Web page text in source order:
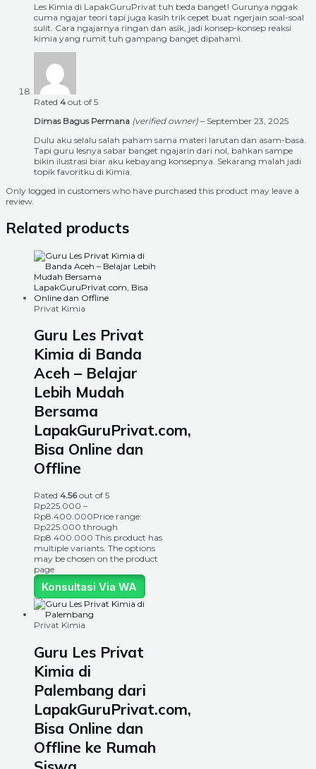
Les Kimia di LapakGuruPrivat tuh beda banget! Gurunya nggak
cuma ngajar teori tapi juga kasih trik cepet buat ngerjain soal-soal
sulit. Cara ngajarnya ringan dan asik, jadi konsep-konsep reaksi
kimia yang rumit tuh gampang banget dipahami.
Rated 4 out of 5
Dimas Bagus Permana (verified owner) – September 23, 2025
Dulu aku selalu salah paham sama materi larutan dan asam-basa.
Tapi guru lesnya sabar banget ngajarin dari nol, bahkan sampe
bikin ilustrasi biar aku kebayang konsepnya. Sekarang malah jadi
topik favoritku di Kimia.
Only logged in customers who have purchased this product may leave a
review.
Related products
Privat Kimia
Guru Les Privat
Kimia di Banda
Aceh – Belajar
Lebih Mudah
Bersama
LapakGuruPrivat.com,
Bisa Online dan
Offline
Rated 4.56out of 5
Rp225.000 –
Rp8.400.000Price range:
Rp225.000 through
Rp8.400.000 This product has
multiple variants. The options
may be chosen on the product
page
Konsultasi Via WA
Privat Kimia
Guru Les Privat
Kimia di
Palembang dari
LapakGuruPrivat.com,
Bisa Online dan
Offline ke Rumah